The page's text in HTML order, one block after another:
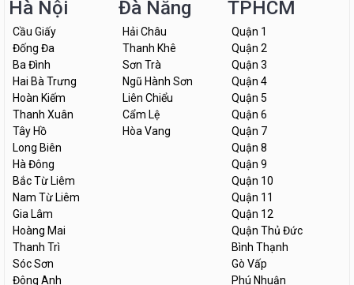
Hà Nội
Cầu Giấy
Đống Đa
Ba Đình
Hai Bà Trưng
Hoàn Kiếm
Thanh Xuân
Tây Hồ
Long Biên
Hà Đông
Bắc Từ Liêm
Nam Từ Liêm
Gia Lâm
Hoàng Mai
Thanh Trì
Sóc Sơn
Đông Anh
Đà Nẵng
Hải Châu
Thanh Khê
Sơn Trà
Ngũ Hành Sơn
Liên Chiểu
Cẩm Lệ
Hòa Vang
TPHCM
Quận 1
Quận 2
Quận 3
Quận 4
Quận 5
Quận 6
Quận 7
Quận 8
Quận 9
Quận 10
Quận 11
Quận 12
Quận Thủ Đức
Bình Thạnh
Gò Vấp
Phú Nhuận